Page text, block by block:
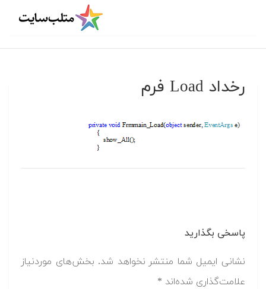
رخداد Load فرم
پاسخی بگذارید
نشانی ایمیل شما منتشر نخواهد شد. بخش‌های موردنیاز
علامت‌گذاری شده‌اند *